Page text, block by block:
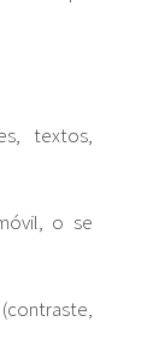
textos,
o se